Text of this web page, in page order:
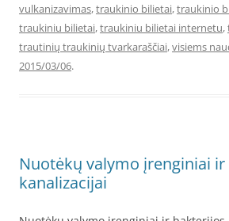
vulkanizavimas,traukinio bilietai,traukinio
traukiniu bilietai,traukiniu bilietai internetu,
trautinių traukinių tvarkaraščiai,visiems
2015/03/06.
Nuotėkų valymo įrenginiai
kanalizacijai